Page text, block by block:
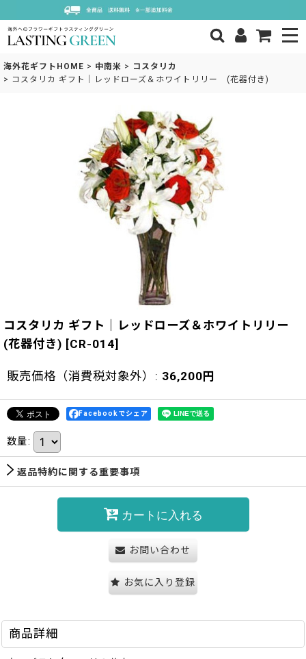
海外花ギフトHOME > 中南米 > コスタリカ
> コスタリカ ギフト｜レッドローズ＆ホワイトリリー (花器付き)
コスタリカ ギフト｜レッドローズ＆ホワイトリリー
(花器付き) [CR-014]
販売価格（消費税対象外） : 36,200 円
Facebookでシェア
数量:
返品特約に関する重要事項
カートに入れる
お問い合わせ
お気に入り登録
商品詳細